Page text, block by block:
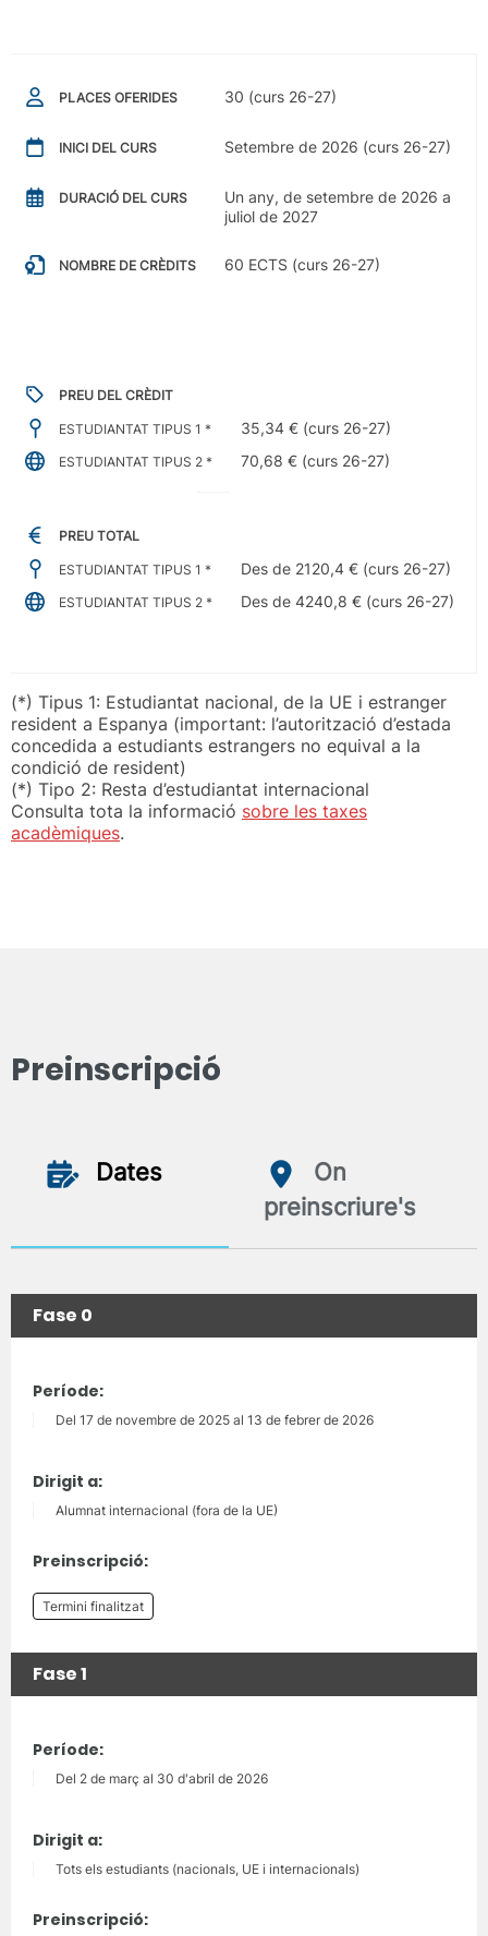
PLACES OFERIDES 30 (curs 26-27)
INICI DEL CURS Setembre de 2026 (curs 26-27)
DURACIÓ DEL CURS
Un any, de setembre de 2026 a
juliol de 2027
NOMBRE DE CRÈDITS 60 ECTS (curs 26-27)
PREU DEL CRÈDIT
ESTUDIANTAT TIPUS 1 * 35,34 € (curs 26-27)
ESTUDIANTAT TIPUS 2 * 70,68 € (curs 26-27)
PREU TOTAL
ESTUDIANTAT TIPUS 1 * Des de 2120,4 € (curs 26-27)
ESTUDIANTAT TIPUS 2 * Des de 4240,8 € (curs 26-27)
(*) Tipus 1: Estudiantat nacional, de la UE i estranger
resident a Espanya (important: l’autorització d’estada
concedida a estudiants estrangers no equival a la
condició de resident)
(*) Tipo 2: Resta d’estudiantat internacional
Consulta tota la informació sobre les taxes
acadèmiques.
Preinscripció
Dates
On
preinscriure's
Fase 0
Període:
Del 17 de novembre de 2025 al 13 de febrer de 2026
Dirigit a:
Alumnat internacional (fora de la UE)
Preinscripció:
Termini finalitzat
Fase 1
Període:
Del 2 de març al 30 d'abril de 2026
Dirigit a:
Tots els estudiants (nacionals, UE i internacionals)
Preinscripció: